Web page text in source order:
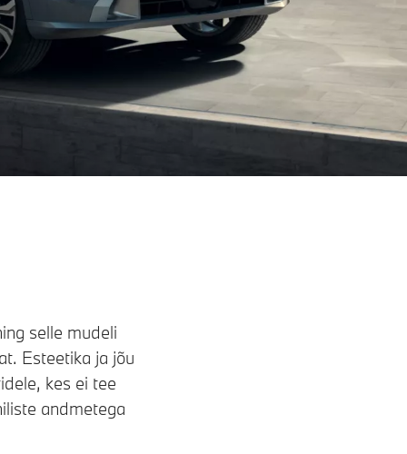
selle mudeli
Esteetika ja jõu
kes ei tee
andmetega